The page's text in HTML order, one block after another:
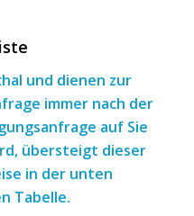
und dienen zur
immer nach der
auf Sie
übersteigt dieser
in der unten
Tabelle.